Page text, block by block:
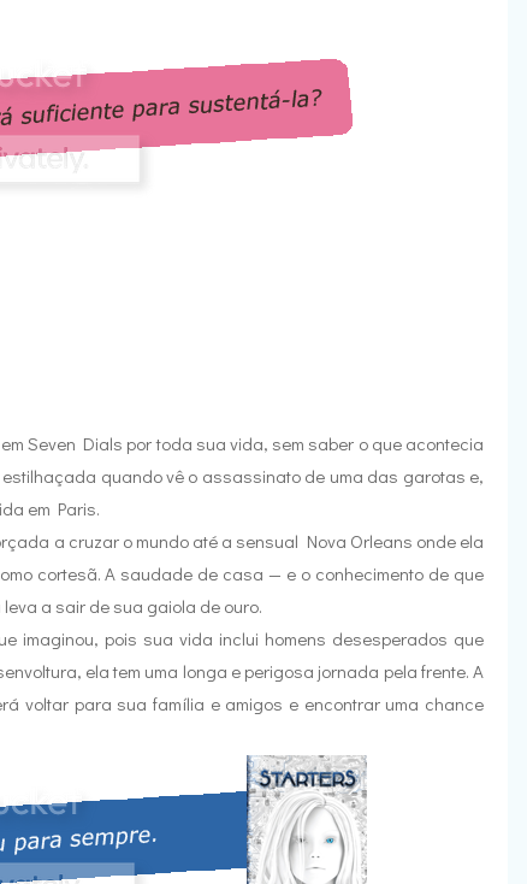
Seven Dials por toda sua vida, sem saber o que acontecia
quando vê o assassinato de uma das garotas e,
em Paris.
a cruzar o mundo até a sensual Nova Orleans onde ela
cortesã. A saudade de casa — e o conhecimento de que
a sair de sua gaiola de ouro.
imaginou, pois sua vida inclui homens desesperados que
ela tem uma longa e perigosa jornada pela frente. A
voltar para sua família e amigos e encontrar uma chance